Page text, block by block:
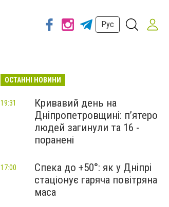
Рус
ОСТАННІ НОВИНИ
Кривавий день на
Дніпропетровщині: п’ятеро
людей загинули та 16 -
поранені
19:31
Спека до +50°: як у Дніпрі
стаціонує гаряча повітряна
маса
17:00